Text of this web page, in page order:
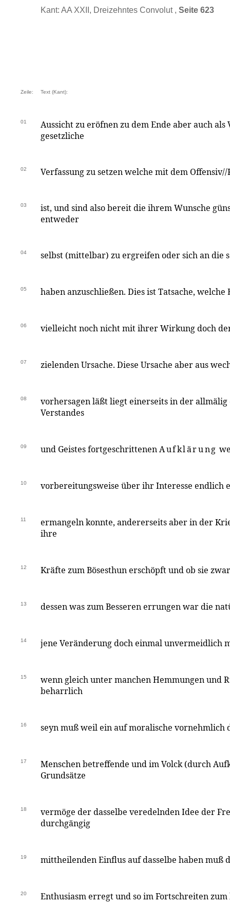
Kant: AA XXII, Dreizehntes Convolut , Seite 623
Zeile: Text (Kant):
01
Aussicht zu eröfnen zu dem Ende aber auch als
gesetzliche
02 Verfassung zu setzen welche mit dem
03
ist, und sind also bereit die ihrem Wunsche
entweder
04 selbst (mittelbar) zu ergreifen oder sich an die
05 haben anzuschließen. Dies ist Tatsache, welche
06 vielleicht noch nicht mit ihrer Wirkung doch
07 zielenden Ursache. Diese Ursache aber aus
08
vorhersagen läßt liegt einerseits in der
Verstandes
09 und Geistes fortgeschrittenenAufklärung
10 vorbereitungsweise über ihr Interesse endlich
11
ermangeln konnte, andererseits aber in der
ihre
12 Kräfte zum Bösesthun erschöpft und ob sie
13 dessen was zum Besseren errungen war die
14 jene Veränderung doch einmal unvermeidlich
15
wenn gleich unter manchen Hemmungen und
beharrlich
16 seyn muß weil ein auf moralische vornehmlich
17
Menschen betreffende und im Volck (durch
Grundsätze
18
vermöge der dasselbe veredelnden Idee der
durchgängig
19 mittheilenden Einflus auf dasselbe haben muß
20 Enthusiasm erregt und so im Fortschreiten zum